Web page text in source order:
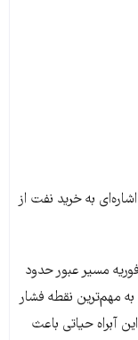
به خرید نفت از
تنگه هرمز که پیش از آغاز جنگ در ۹ اسفند / ۲۸ فوریه مسیر عبور حدود
مهم‌ترین نقطه فشار
آبراه حیاتی باعث